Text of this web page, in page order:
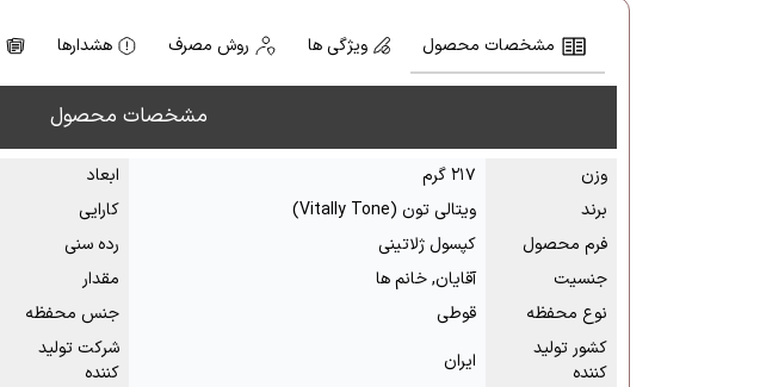
مشخصات محصول ویژگی ها روش مصرف هشدارها
مشخصات محصول
وزن ۲۱۷ گرم ابعاد
برند
ویتالی تون (Vitally Tone) کارایی
فرم محصول
کپسول ژلاتینی رده سنی
جنسیت
آقایان, خانم ها مقدار
نوع محفظه
قوطی جنس محفظه
کشور تولید
کننده
ایران
شرکت تولید
کننده